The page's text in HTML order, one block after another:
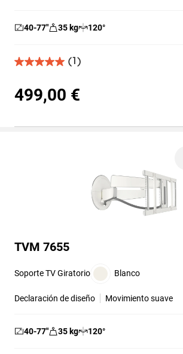
40-77″ 35 kg 120°
(1)
5.0
5
estrellas.
reseña
499,00 €
TVM 7655
Soporte TV Giratorio Blanco
Declaración de diseño Movimiento suave
40-77″ 35 kg 120°